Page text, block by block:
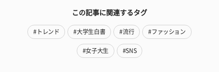
この記事に関連するタグ
#トレンド #大学生白書 #流行 #ファッション
#女子大生 #SNS